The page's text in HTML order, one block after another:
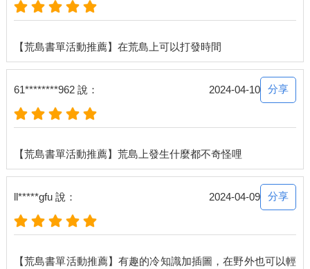
61********962 說： 2024-04-10 分享
ll*****gfu 說： 2024-04-09 分享
【荒島書單活動推薦】有趣的冷知識加插圖，在野外也可以輕